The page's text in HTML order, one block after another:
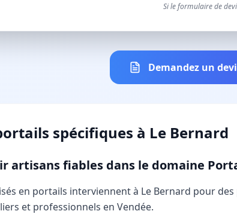
Si le formulaire de
Demandez un
spécifiques à Le Bernard
artisans fiables dans le domaine
en portails interviennent à Le Bernard pour
et professionnels en Vendée.